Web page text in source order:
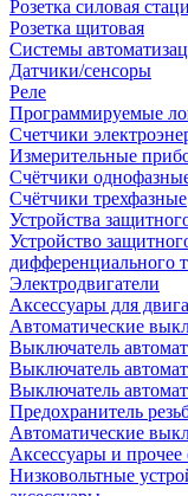
Розетка силовая
Розетка щитовая
Системы
Датчики/сенсоры
Реле
Программируемые
Счетчики
Измерительные
Счётчики
Счётчики трехфазные
Устройства
Устройство
дифференциального
Электродвигатели
Аксессуары для
Автоматические
Выключатель
Выключатель
Выключатель
Предохранитель
Автоматические
Аксессуары и прочее
Низковольтные